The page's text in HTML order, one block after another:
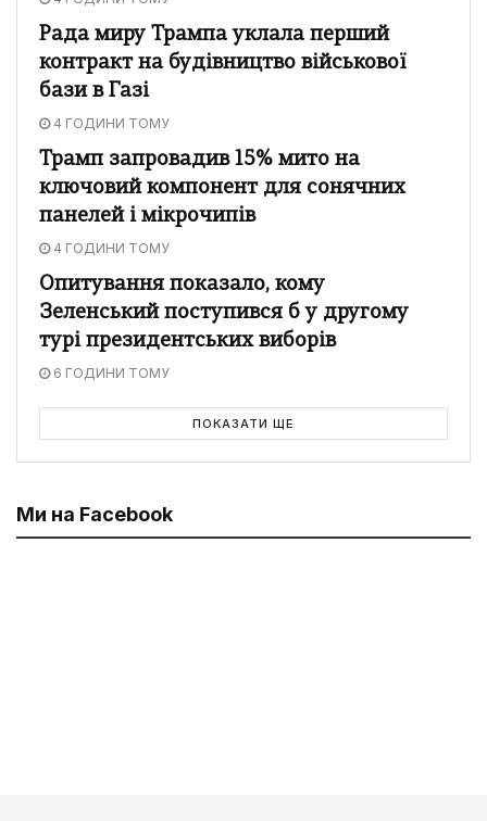
Рада миру Трампа уклала перший
контракт на будівництво військової
бази в Газі
4 ГОДИНИ ТОМУ
Трамп запровадив 15% мито на
ключовий компонент для сонячних
панелей і мікрочипів
4 ГОДИНИ ТОМУ
Опитування показало, кому
Зеленський поступився б у другому
турі президентських виборів
6 ГОДИНИ ТОМУ
ПОКАЗАТИ ЩЕ
Ми на Facebook